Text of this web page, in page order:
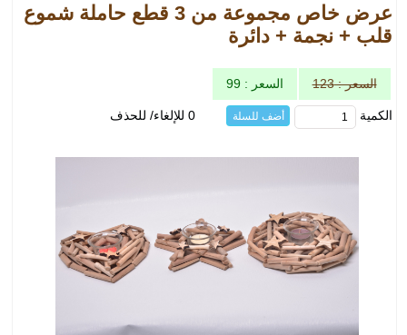
عرض خاص مجموعة من 3 قطع حاملة شموع
قلب + نجمة + دائرة
السعر : 123 السعر : 99
الكمية أضف للسلة 0 للإلغاء/ للحذف